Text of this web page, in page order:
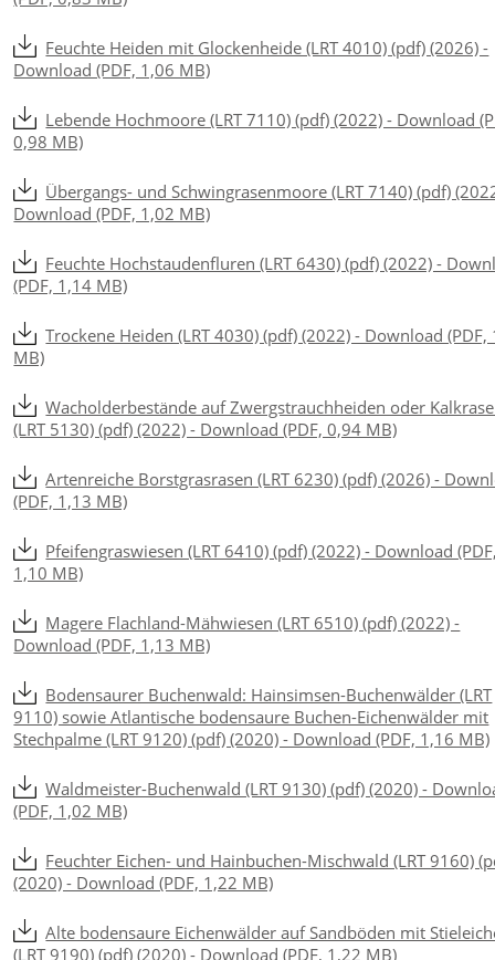
Feuchte Heiden mit Glockenheide (LRT 4010) (pdf) (2026) -
Download (PDF, 1,06 MB)
Lebende Hochmoore (LRT 7110) (pdf) (2022) - Download
0,98 MB)
Übergangs- und Schwingrasenmoore (LRT 7140) (pdf)
Download (PDF, 1,02 MB)
Feuchte Hochstaudenfluren (LRT 6430) (pdf) (2022) -
(PDF, 1,14 MB)
Trockene Heiden (LRT 4030) (pdf) (2022) - Download (PDF,
MB)
Wacholderbestände auf Zwergstrauchheiden oder
(LRT 5130) (pdf) (2022) - Download (PDF, 0,94 MB)
Artenreiche Borstgrasrasen (LRT 6230) (pdf) (2026) -
(PDF, 1,13 MB)
Pfeifengraswiesen (LRT 6410) (pdf) (2022) - Download
1,10 MB)
Magere Flachland-Mähwiesen (LRT 6510) (pdf) (2022) -
Download (PDF, 1,13 MB)
Bodensaurer Buchenwald: Hainsimsen-Buchenwälder (LRT
9110) sowie Atlantische bodensaure Buchen-Eichenwälder mit
Stechpalme (LRT 9120) (pdf) (2020) - Download (PDF, 1,16 MB)
Waldmeister-Buchenwald (LRT 9130) (pdf) (2020) -
(PDF, 1,02 MB)
Feuchter Eichen- und Hainbuchen-Mischwald (LRT 9160)
(2020) - Download (PDF, 1,22 MB)
Alte bodensaure Eichenwälder auf Sandböden mit
(LRT 9190) (pdf) (2020) - Download (PDF, 1,22 MB)